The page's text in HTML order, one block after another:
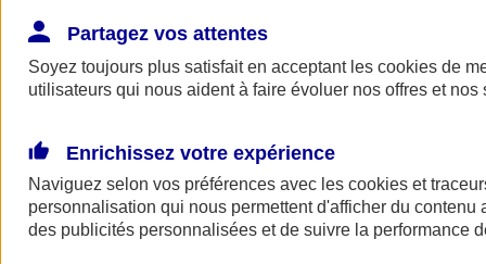
Partagez vos attentes
Soyez toujours plus satisfait en acceptant les cookies de
utilisateurs qui nous aident à faire évoluer nos offres et nos
Enrichissez votre expérience
Naviguez selon vos préférences avec les cookies et
personnalisation qui nous permettent d'afficher du contenu
des publicités personnalisées et de suivre la performance